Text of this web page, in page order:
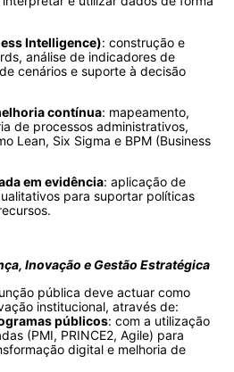
Intelligence): construção e
análise de indicadores de
cenários e suporte à decisão
contínua: mapeamento,
de processos administrativos,
Lean, Six Sigma e BPM (Business
em evidência: aplicação de
para suportar políticas
Inovação e Gestão Estratégica
pública deve actuar como
institucional, através de:
públicos: com a utilização
(PMI, PRINCE2, Agile) para
digital e melhoria de